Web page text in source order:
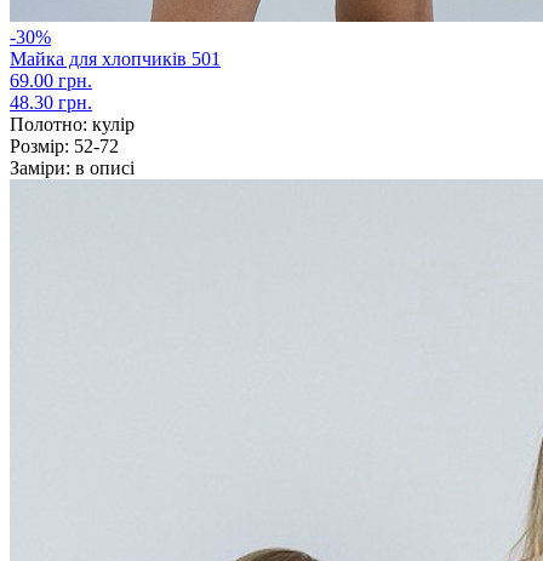
-30%
Майка для хлопчиків 501
69.00 грн.
48.30 грн.
Полотно: кулір
Розмір: 52-72
Заміри: в описі